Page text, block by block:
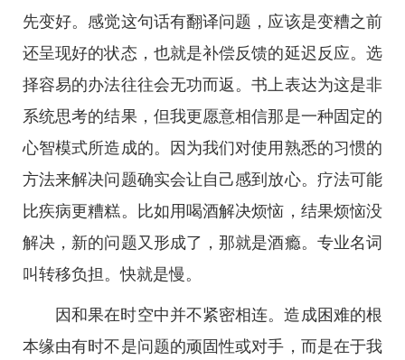
先变好。感觉这句话有翻译问题，应该是变糟之前
还呈现好的状态，也就是补偿反馈的延迟反应。选
择容易的办法往往会无功而返。书上表达为这是非
系统思考的结果，但我更愿意相信那是一种固定的
心智模式所造成的。因为我们对使用熟悉的习惯的
方法来解决问题确实会让自己感到放心。疗法可能
比疾病更糟糕。比如用喝酒解决烦恼，结果烦恼没
解决，新的问题又形成了，那就是酒瘾。专业名词
叫转移负担。快就是慢。
因和果在时空中并不紧密相连。造成困难的根
本缘由有时不是问题的顽固性或对手，而是在于我